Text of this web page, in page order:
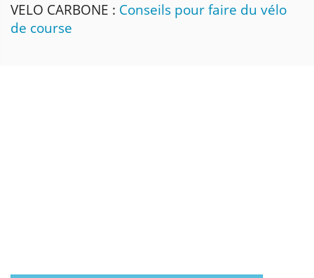
VELO CARBONE : Conseils pour faire du vélo
de course